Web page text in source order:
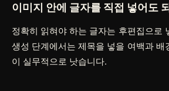
이미지 안에 글자를 직접 넣어도
정확히 읽혀야 하는 글자는 후편집으로
생성 단계에서는 제목을 넣을 여백과 배
이 실무적으로 낫습니다.